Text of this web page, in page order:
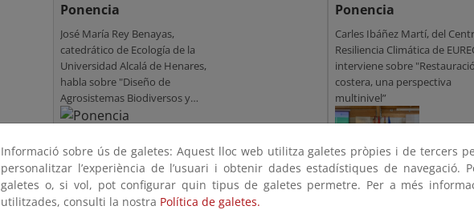
Ponencia
José María Rey Benayas,
catedrático de Ecología de la
Universidad Alcalá de Henares,
habla sobre "Diseño de
Agrosistemas Biodiversos y
Funcionales"
Ponencia
Carles Ibáñez Martí, del
Resiliencia Climática de
interviene sobre
costera, una perspectiva
multinivel”
Informació sobre ús de galetes: Aquest lloc web utilitza galetes pròpies i de tercers
personalitzar l’experiència de l’usuari i obtenir dades estadístiques de navegació.
galetes o, si vol, pot configurar quin tipus de galetes permetre. Per a més
utilitzades, consulti la nostra Política de galetes.